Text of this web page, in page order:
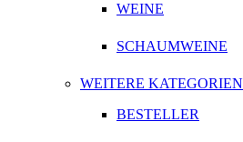
WEINE
SCHAUMWEINE
WEITERE KATEGORIEN
BESTELLER